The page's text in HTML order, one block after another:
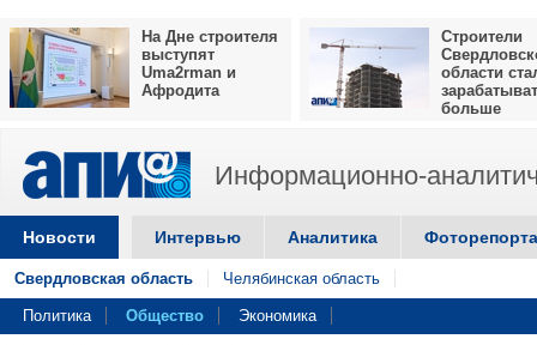
На Дне строителя
выступят
Uma2rman и
Афродита
Строители
области
больше
Информационно-
Новости Интервью Аналитика
Свердловская область Челябинская область
Политика Общество Экономика